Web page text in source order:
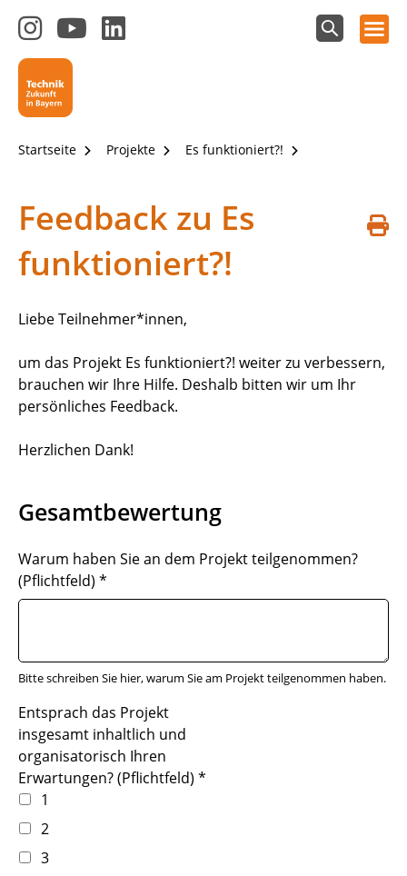
Technik - Zukunft in Bayern
Zum
Instagram-
Kanal
von
Technik-
in
Zum
YouTube-LinkedIn-
Suchfeld
Hauptnavigation öffnen
Startseite Projekte Es funktioniert?!
Feedback zu Es
funktioniert?!
Liebe Teilnehmer*innen,
um das Projekt Es funktioniert?! weiter zu verbessern,
brauchen wir Ihre Hilfe. Deshalb bitten wir um Ihr
persönliches Feedback.
Herzlichen Dank!
Gesamtbewertung
Warum haben Sie an dem Projekt teilgenommen?
(Pflichtfeld) *
Bitte schreiben Sie hier, warum Sie am Projekt teilgenommen haben.
Entsprach das Projekt
insgesamt inhaltlich und
organisatorisch Ihren
Erwartungen? (Pflichtfeld) *
1
2
3